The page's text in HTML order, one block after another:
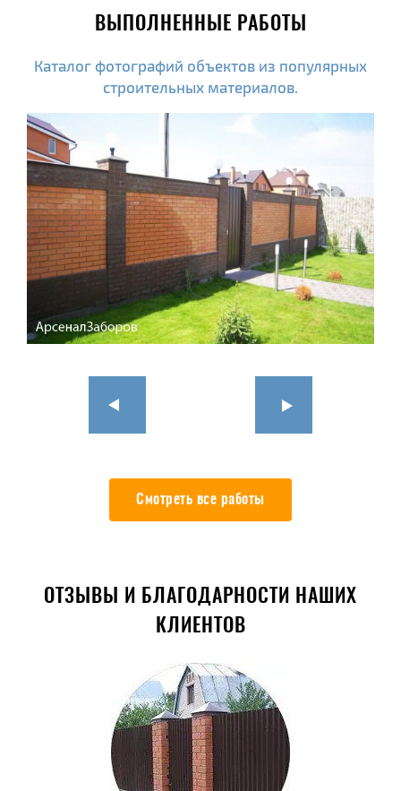
ВЫПОЛНЕННЫЕ РАБОТЫ
Каталог фотографий объектов из популярных
строительных материалов.
Смотреть все работы
ОТЗЫВЫ И БЛАГОДАРНОСТИ НАШИХ
КЛИЕНТОВ